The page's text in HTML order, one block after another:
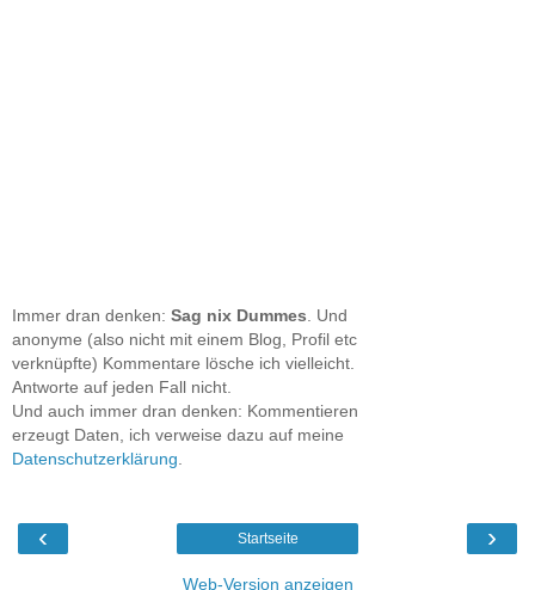
Immer dran denken: Sag nix Dummes . Und
anonyme (also nicht mit einem Blog, Profil etc
verknüpfte) Kommentare lösche ich vielleicht.
Antworte auf jeden Fall nicht.
Und auch immer dran denken: Kommentieren
erzeugt Daten, ich verweise dazu auf meine
Datenschutzerklärung
‹ ›
Startseite
Web-Version anzeigen